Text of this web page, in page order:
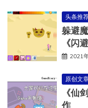
头条推
躲避
《闪
2021
原创文
《仙
作